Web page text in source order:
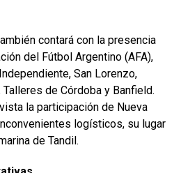
contará con la presencia
del Fútbol Argentino (AFA),
San Lorenzo,
de Córdoba y Banfield.
la participación de Nueva
logísticos, su lugar
de Tandil.